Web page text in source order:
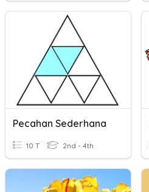
Pecahan Sederhana
10 T 2nd - 4th